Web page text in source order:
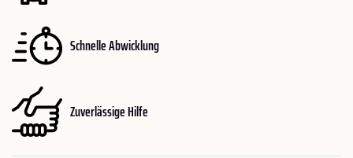
Schnelle Abwicklung
Zuverlässige Hilfe